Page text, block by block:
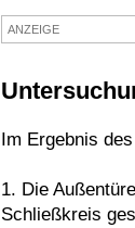
ANZEIGE
Im Ergebnis
1. Die
Schließkreis